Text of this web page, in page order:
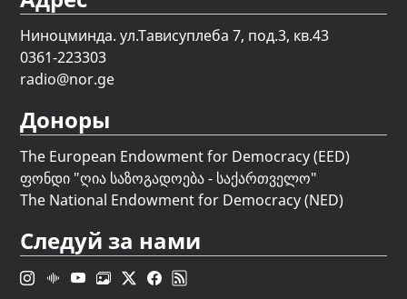
Ниноцминда. ул.Тависуплеба 7, под.3, кв.43
0361-223303
radio@nor.ge
Доноры
The European Endowment for Democracy (EED)
ფონდი "ღია საზოგადოება - საქართველო"
The National Endowment for Democracy (NED)
Следуй за нами